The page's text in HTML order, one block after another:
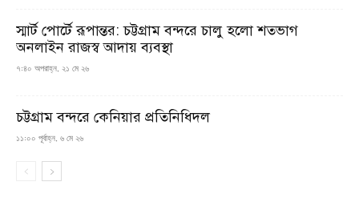
স্মার্ট পোর্টে রূপান্তর: চট্টগ্রাম বন্দরে চালু হলো শতভাগ
অনলাইন রাজস্ব আদায় ব্যবস্থা
৭:৪০ অপরাহ্ন, ২১ মে ২৬
চট্টগ্রাম বন্দরে কেনিয়ার প্রতিনিধিদল
১১:০০ পূর্বাহ্ন, ৬ মে ২৬